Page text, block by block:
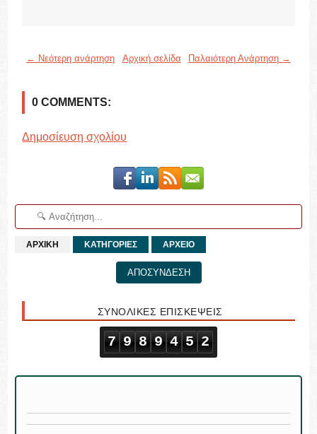
← Νεότερη ανάρτηση Παλαιότερη Ανάρτηση →
Αρχική σελίδα
0 COMMENTS:
Δημοσίευση σχολίου
ΑΡΧΙΚΗ ΚΑΤΗΓΟΡΙΕΣ ΑΡΧΕΙΟ
ΑΠΟΣΥΝΔΕΣΗ
ΣΥΝΟΛΙΚΕΣ ΕΠΙΣΚΕΨΕΙΣ
7 9 8 9 4 5 2